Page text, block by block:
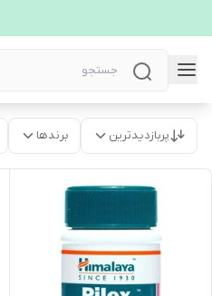
پربازدیدترین برندها